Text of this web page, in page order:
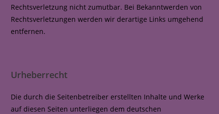
Rechtsverletzung nicht zumutbar. Bei Bekanntwerden von
Rechtsverletzungen werden wir derartige Links umgehend
entfernen.
Urheberrecht
Die durch die Seitenbetreiber erstellten Inhalte und Werke
auf diesen Seiten unterliegen dem deutschen